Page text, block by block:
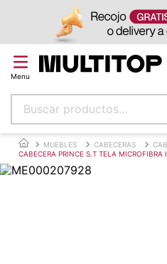
Buscar productos...
MUEBLES CABECERAS
CABECERA PRINCE S.T TELA
Términos más buscados
papel tapiz